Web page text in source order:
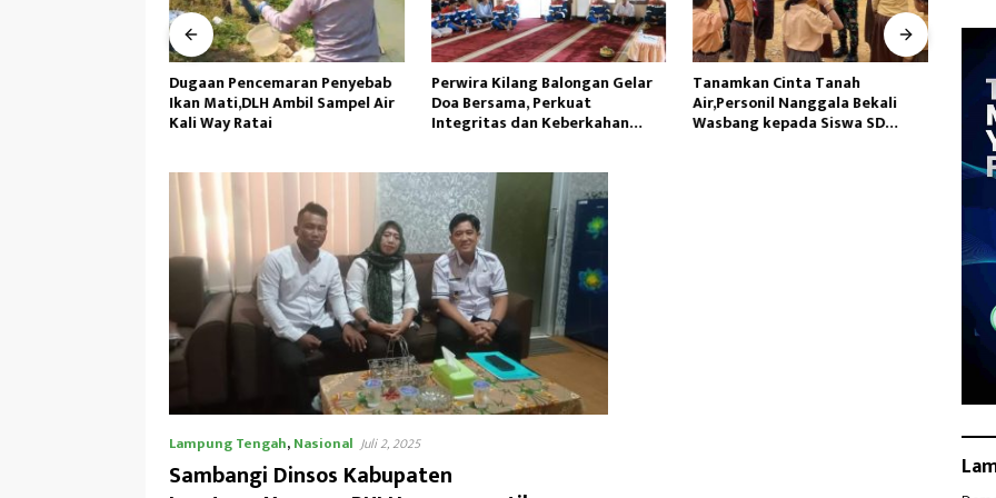
Dugaan Pencemaran Penyebab
Ikan Mati,DLH Ambil Sampel Air
Kali Way Ratai
Perwira Kilang Balongan Gelar
Doa Bersama, Perkuat
Integritas dan Keberkahan
Tanamkan Cinta Tanah
Air,Personil Nanggala Bekali
Wasbang kepada Siswa SD
Lampung Tengah,Nasional Juli 2, 2025
Sambangi Dinsos Kabupaten